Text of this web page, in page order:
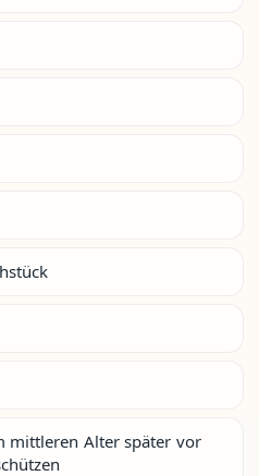
mittleren Alter später vor